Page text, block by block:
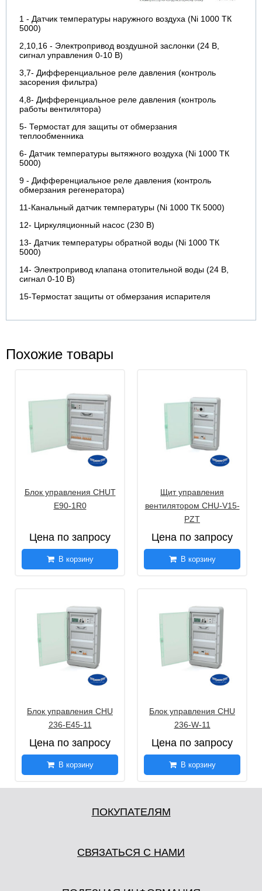
1 - Датчик температуры наружного воздуха (Ni 1000 ТК
5000)
2,10,16 - Электропривод воздушной заслонки (24 В,
сигнал управления 0-10 В)
3,7- Дифференциальное реле давления (контроль
засорения фильтра)
4,8- Дифференциальное реле давления (контроль
работы вентилятора)
5- Термостат для защиты от обмерзания
теплообменника
6- Датчик температуры вытяжного воздуха (Ni 1000 ТК
5000)
9 - Дифференциальное реле давления (контроль
обмерзания регенератора)
11-Канальный датчик температуры (Ni 1000 ТК 5000)
12- Циркуляционный насос (230 В)
13- Датчик температуры обратной воды (Ni 1000 ТК
5000)
14- Электропривод клапана отопительной воды (24 В,
сигнал 0-10 В)
15-Термостат защиты от обмерзания испарителя
Похожие товары
Блок управления CHUT
E90-1R0
Цена по запросу
В корзину
Щит управления
вентилятором CHU-V15-
PZT
Цена по запросу
В корзину
Блок управления CHU
236-E45-11
Цена по запросу
В корзину
Блок управления CHU
236-W-11
Цена по запросу
В корзину
ПОКУПАТЕЛЯМ
СВЯЗАТЬСЯ С НАМИ